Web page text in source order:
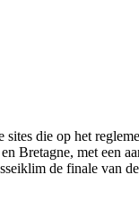
die op het
met een
de finale van